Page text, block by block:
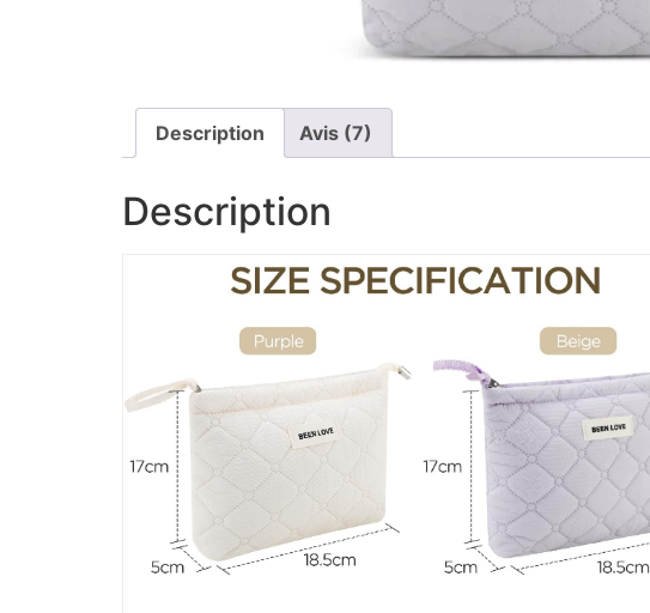
Description Avis (7)
Description